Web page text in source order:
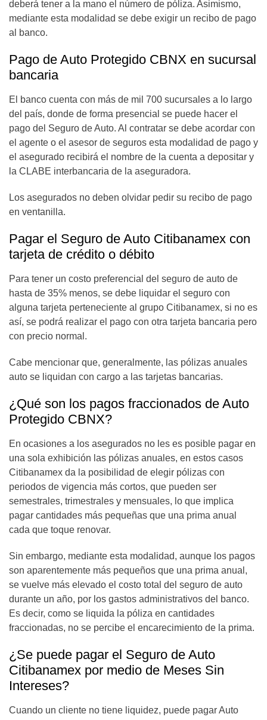
deberá tener a la mano el número de póliza. Asimismo,
mediante esta modalidad se debe exigir un recibo de pago
al banco.
Pago de Auto Protegido CBNX en sucursal
bancaria
El banco cuenta con más de mil 700 sucursales a lo largo
del país, donde de forma presencial se puede hacer el
pago del Seguro de Auto. Al contratar se debe acordar con
el agente o el asesor de seguros esta modalidad de pago y
el asegurado recibirá el nombre de la cuenta a depositar y
la CLABE interbancaria de la aseguradora.
Los asegurados no deben olvidar pedir su recibo de pago
en ventanilla.
Pagar el Seguro de Auto Citibanamex con
tarjeta de crédito o débito
Para tener un costo preferencial del seguro de auto de
hasta de 35% menos, se debe liquidar el seguro con
alguna tarjeta perteneciente al grupo Citibanamex, si no es
así, se podrá realizar el pago con otra tarjeta bancaria pero
con precio normal.
Cabe mencionar que, generalmente, las pólizas anuales
auto se liquidan con cargo a las tarjetas bancarias.
¿Qué son los pagos fraccionados de Auto
Protegido CBNX?
En ocasiones a los asegurados no les es posible pagar en
una sola exhibición las pólizas anuales, en estos casos
Citibanamex da la posibilidad de elegir pólizas con
periodos de vigencia más cortos, que pueden ser
semestrales, trimestrales y mensuales, lo que implica
pagar cantidades más pequeñas que una prima anual
cada que toque renovar.
Sin embargo, mediante esta modalidad, aunque los pagos
son aparentemente más pequeños que una prima anual,
se vuelve más elevado el costo total del seguro de auto
durante un año, por los gastos administrativos del banco.
Es decir, como se liquida la póliza en cantidades
fraccionadas, no se percibe el encarecimiento de la prima.
¿Se puede pagar el Seguro de Auto
Citibanamex por medio de Meses Sin
Intereses?
Cuando un cliente no tiene liquidez, puede pagar Auto